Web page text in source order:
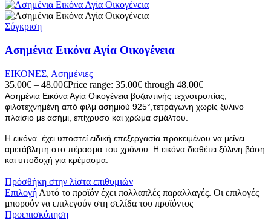
Σύγκριση
Ασημένια Εικόνα Αγία Οικογένεια
ΕΙΚΟΝΕΣ, Ασημένιες
35.00€ – 48.00€Price range: 35.00€ through 48.00€
Ασημένια Εικόνα Αγία Οικογένεια βυζαντινής τεχνοτροπίας,
φιλοτεχνημένη από φιλμ ασημιού 925°,τετράγωνη χωρίς ξύλινο
πλαίσιο με ασήμι, επίχρυσο και χρώμα σμάλτου.
Η εικόνα έχει υποστεί ειδική επεξεργασία προκειμένου να μείνει
αμετάβλητη στο πέρασμα του χρόνου. Η εικόνα διαθέτει ξύλινη βάση
και υποδοχή για κρέμασμα.
Πρόσθήκη στην λίστα επιθυμιών
Επιλογή Αυτό το προϊόν έχει πολλαπλές παραλλαγές. Οι επιλογές
μπορούν να επιλεγούν στη σελίδα του προϊόντος
Προεπισκόπηση